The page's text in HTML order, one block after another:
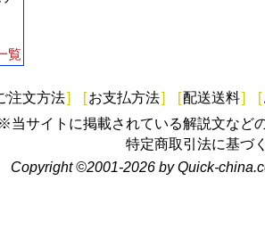
覧
注文方法] [お支払方法] [配送送料] [
※当サイトに掲載されている解説文など
特定商取引法に基づ
Copyright ©2001-2026 by Quick-